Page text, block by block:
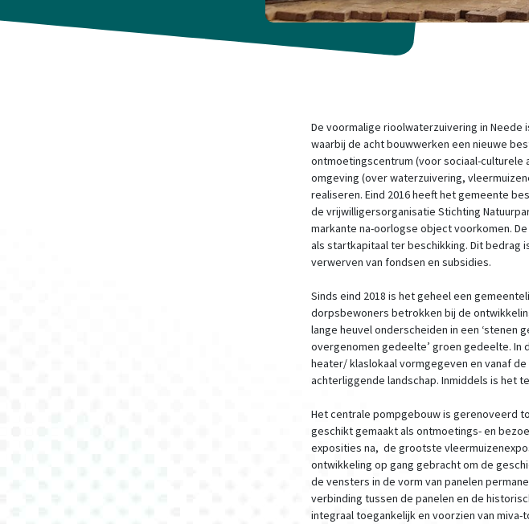
De voormalige rioolwaterzuivering in
waarbij de acht bouwwerken een nieuwe
ontmoetingscentrum (voor sociaal-
omgeving (over waterzuivering,
realiseren. Eind 2016 heeft het gemeente
de vrijwilligersorganisatie Stichting
markante na-oorlogse object voorkomen.
als startkapitaal ter beschikking. Dit bedrag
verwerven van fondsen en subsidies.
Sinds eind 2018 is het geheel een
dorpsbewoners betrokken bij de
lange heuvel onderscheiden in een ‘stenen
overgenomen gedeelte’ groen gedeelte. In
heater/ klaslokaal vormgegeven en vanaf
achterliggende landschap. Inmiddels is het
Het centrale pompgebouw is gerenoveerd
geschikt gemaakt als ontmoetings- en
exposities na, de grootste
ontwikkeling op gang gebracht om de
de vensters in de vorm van panelen
verbinding tussen de panelen en de
integraal toegankelijk en voorzien van